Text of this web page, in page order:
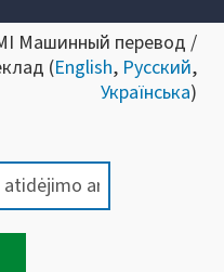
Машинный перевод /
(English, Русский,
Українська)